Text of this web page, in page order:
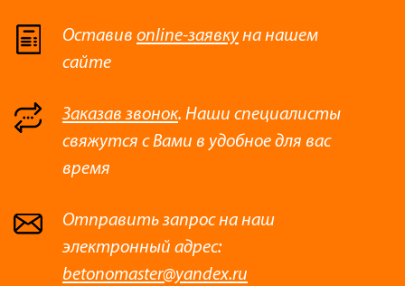
Оставив online-заявкуна нашем
сайте
Заказав звонок. Наши специалисты
свяжутся с Вами в удобное для вас
время
Отправить запрос на наш
электронный адрес:
betonomaster@yandex.ru